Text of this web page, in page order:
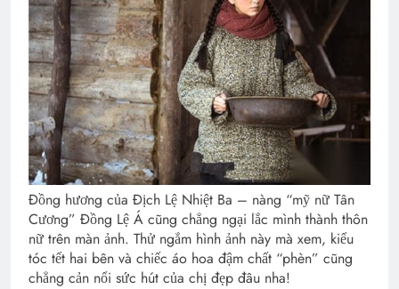
Đồng hương của Địch Lệ Nhiệt Ba – nàng “mỹ nữ Tân
Cương” Đồng Lệ Á cũng chẳng ngại lắc mình thành thôn
nữ trên màn ảnh. Thử ngắm hình ảnh này mà xem, kiểu
tóc tết hai bên và chiếc áo hoa đậm chất “phèn” cũng
chẳng cản nổi sức hút của chị đẹp đâu nha!